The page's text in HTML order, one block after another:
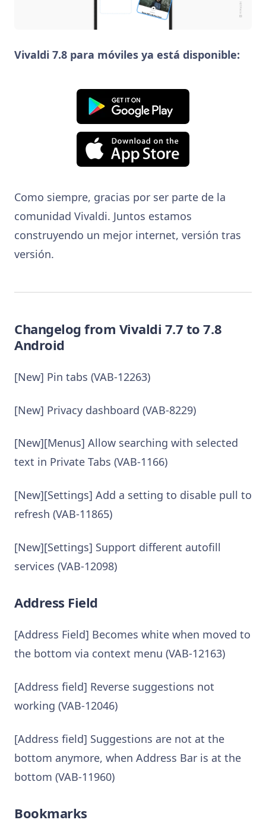
Vivaldi 7.8 para móviles ya está disponible:
Como siempre, gracias por ser parte de la
comunidad Vivaldi. Juntos estamos
construyendo un mejor internet, versión tras
versión.
Changelog from Vivaldi 7.7 to 7.8
Android
[New] Pin tabs (VAB-12263)
[New] Privacy dashboard (VAB-8229)
[New][Menus] Allow searching with selected
text in Private Tabs (VAB-1166)
[New][Settings] Add a setting to disable pull to
refresh (VAB-11865)
[New][Settings] Support different autofill
services (VAB-12098)
Address Field
[Address Field] Becomes white when moved to
the bottom via context menu (VAB-12163)
[Address field] Reverse suggestions not
working (VAB-12046)
[Address field] Suggestions are not at the
bottom anymore, when Address Bar is at the
bottom (VAB-11960)
Bookmarks